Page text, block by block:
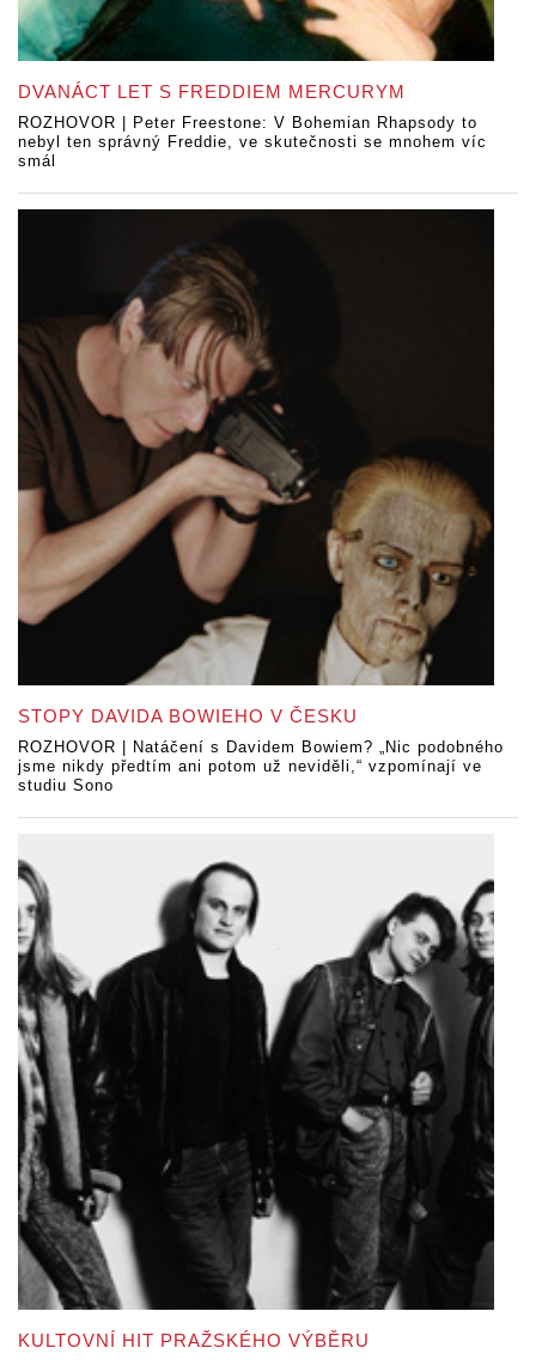
DVANÁCT LET S FREDDIEM MERCURYM
ROZHOVOR | Peter Freestone: V Bohemian Rhapsody to
nebyl ten správný Freddie, ve skutečnosti se mnohem víc
smál
STOPY DAVIDA BOWIEHO V ČESKU
ROZHOVOR | Natáčení s Davidem Bowiem? „Nic podobného
jsme nikdy předtím ani potom už neviděli,“ vzpomínají ve
studiu Sono
KULTOVNÍ HIT PRAŽSKÉHO VÝBĚRU